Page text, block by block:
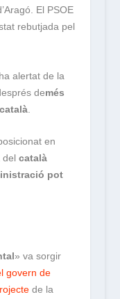
El PSOE
rebutjada pel
alertat de la
demés
.
en
del català
pot
» va sorgir
govern de
de la